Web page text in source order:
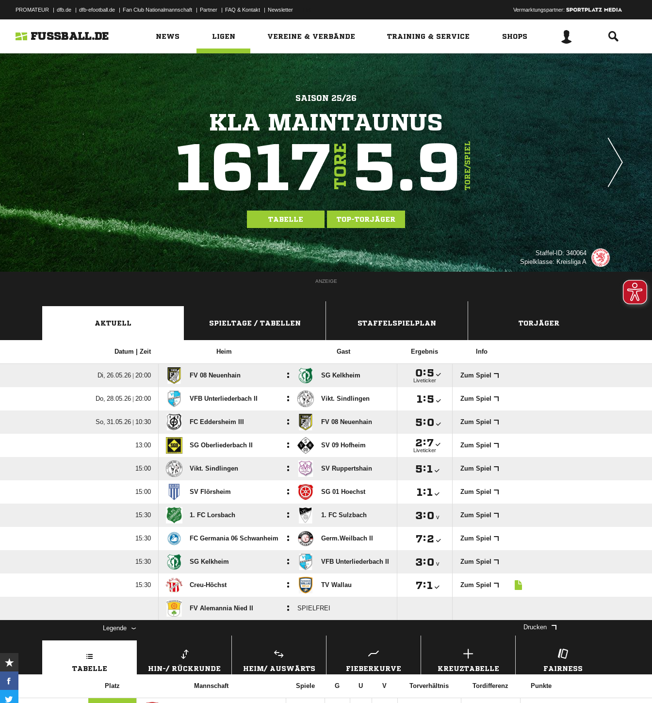
PROMATEUR | dfb.de | dfb-efootball.de | Fan Club Nationalmannschaft | Partner | FAQ & Kontakt | Newsletter Vermarktungspartner:
FUSSBALL.DE NEWS LIGEN VEREINE & VERBÄNDE TRAINING & SERVICE SHOPS
SAISON 25/26
KLA MAINTAUNUS
1617TORE5.9TORE/SPIEL
TABELLE TOP-TORJÄGER
Staffel-ID: 340064
Spielklasse: Kreisliga A
ANZEIGE
AKTUELL SPIELTAGE / TABELLEN STAFFELSPIELPLAN TORJÄGER
Datum | Zeit Heim Gast Ergebnis Info
  |  FV 08 Neuenhain : SG Kelkheim :
Liveticker
Zum Spiel
  |  VFB Unterliederbach II : Vikt. Sindlingen : Zum Spiel
  |  FC Eddersheim III : FV 08 Neuenhain : Zum Spiel
 SG Oberliederbach II : SV 09 Hofheim :
Liveticker
Zum Spiel
 Vikt. Sindlingen : SV Ruppertshain : Zum Spiel
 SV Flörsheim : SG 01 Hoechst : Zum Spiel
 1. FC Lorsbach : 1. FC Sulzbach : v Zum Spiel
 FC Germania 06 Schwanheim : Germ.Weilbach II : Zum Spiel
 SG Kelkheim : VFB Unterliederbach II : v Zum Spiel
 Creu-Höchst : TV Wallau : Zum Spiel
FV Alemannia Nied II : SPIELFREI
Legende Drucken
TABELLE HIN-/ RÜCKRUNDE HEIM/ AUSWÄRTS FIEBERKURVE KREUZTABELLE FAIRNESS
Platz Mannschaft Spiele G U V Torverhältnis Tordifferenz Punkte